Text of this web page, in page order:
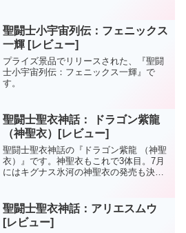
子。なので、頭部以外は翔子のリデコ
品。ボーナスパーツとして...
聖闘士小宇宙列伝：フェニックス
一輝 [レビュー]
プライズ景品でリリースされた、『聖闘
士小宇宙列伝：フェニックス一輝』で
す。
聖闘士聖衣神話： ドラゴン紫龍
（神聖衣）[レビュー]
聖闘士聖衣神話の『ドラゴン紫龍 （神聖
衣）』です。神聖衣もこれで3体目。7月
にはキグナス氷河の神聖衣の発売も決ま
（神聖衣）》ですが、撮影にはかなり苦
労しました。具体的...
聖闘士聖衣神話：アリエスムウ
[レビュー]